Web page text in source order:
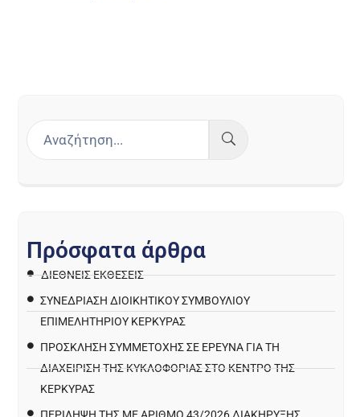
Πρόσφατα άρθρα
ΔΙΕΘΝΕΙΣ ΕΚΘΕΣΕΙΣ
ΣΥΝΕΔΡΙΑΣΗ ΔΙΟΙΚΗΤΙΚΟΥ ΣΥΜΒΟΥΛΙΟΥ
ΕΠΙΜΕΛΗΤΗΡΙΟΥ ΚΕΡΚΥΡΑΣ
ΠΡΌΣΚΛΗΣΗ ΣΥΜΜΕΤΟΧΉΣ ΣΕ ΈΡΕΥΝΑ ΓΙΑ ΤΗ
ΔΙΑΧΕΊΡΙΣΗ ΤΗΣ ΚΥΚΛΟΦΟΡΊΑΣ ΣΤΟ ΚΈΝΤΡΟ ΤΗΣ
ΚΈΡΚΥΡΑΣ